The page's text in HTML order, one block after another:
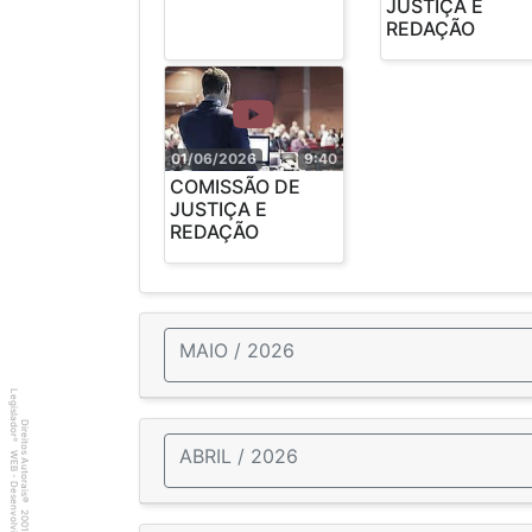
JUSTIÇA E
REDAÇÃO
9:40
01/06/2026
COMISSÃO DE
JUSTIÇA E
REDAÇÃO
MAIO / 2026
ABRIL / 2026
Direitos Autorais
©
2001
Legislador
®
WEB - Desenvolvido por